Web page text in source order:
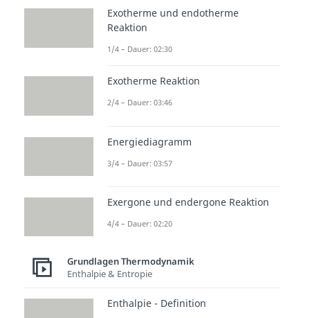
Exotherme und endotherme
Reaktion
1/4 – Dauer: 02:30
Exotherme Reaktion
2/4 – Dauer: 03:46
Energiediagramm
3/4 – Dauer: 03:57
Exergone und endergone Reaktion
4/4 – Dauer: 02:20
Grundlagen Thermodynamik
Enthalpie & Entropie
Enthalpie - Definition